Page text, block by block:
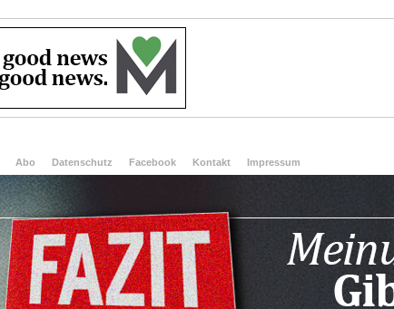
Abo Datenschutz Facebook Kontakt Impressum